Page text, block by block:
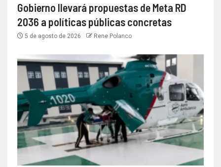
Gobierno llevará propuestas de Meta RD
2036 a políticas públicas concretas
5 de agosto de 2026 Rene Polanco